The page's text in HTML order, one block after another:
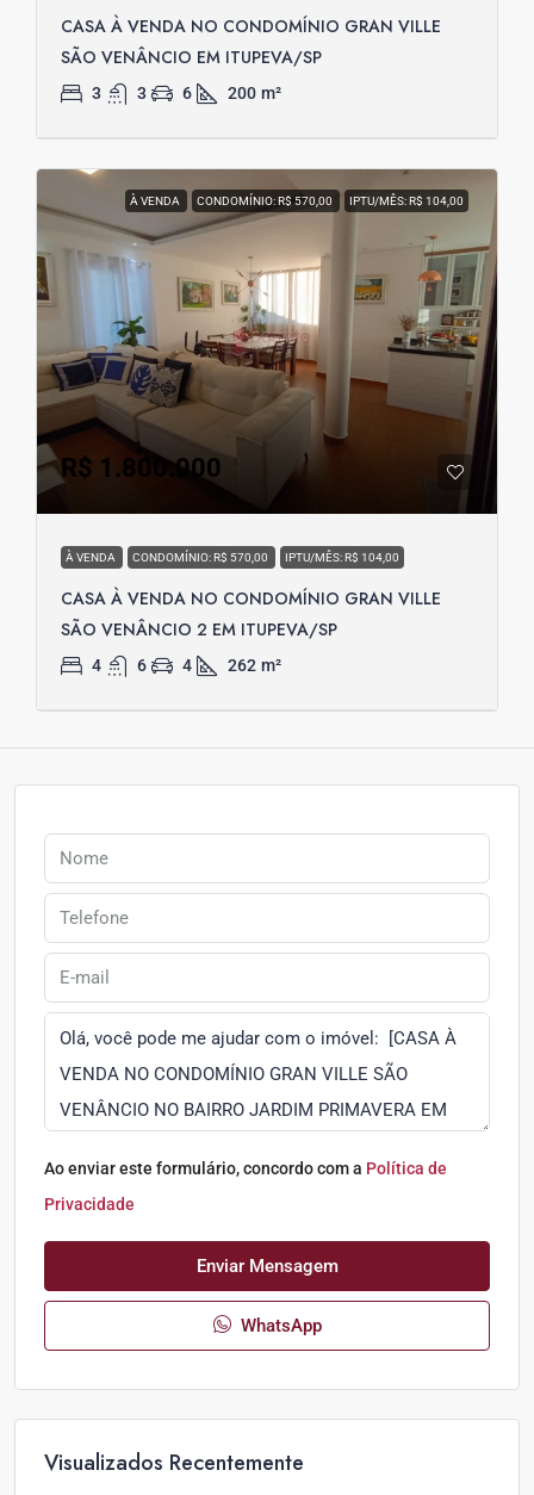
CASA À VENDA NO CONDOMÍNIO GRAN VILLE
SÃO VENÂNCIO EM ITUPEVA/SP
3 3 6 200 m²
À VENDA CONDOMÍNIO: R$ 570,00 IPTU/MÊS: R$ 104,00
R$ 1.800.000
À VENDA CONDOMÍNIO: R$ 570,00 IPTU/MÊS: R$ 104,00
CASA À VENDA NO CONDOMÍNIO GRAN VILLE
SÃO VENÂNCIO 2 EM ITUPEVA/SP
4 6 4 262 m²
Ao enviar este formulário, concordo com a Política de
Privacidade
Enviar Mensagem
WhatsApp
Visualizados Recentemente